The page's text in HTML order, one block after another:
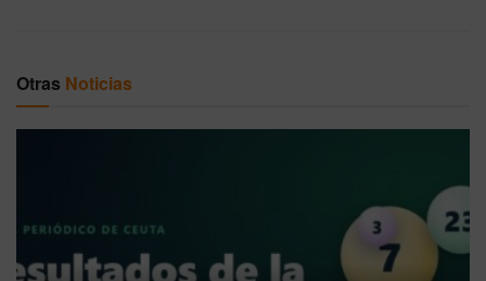
Otras Noticias